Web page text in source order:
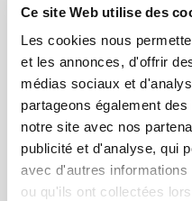
Ce site Web utilise des
Les cookies nous
et les annonces, d'offrir
médias sociaux et
partageons également
notre site avec nos
publicité et d'analyse, qui
avec d'autres
ou qu'ils ont collectées